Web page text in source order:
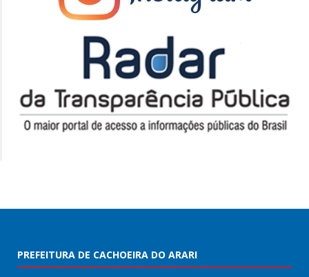
PREFEITURA DE CACHOEIRA DO ARARI